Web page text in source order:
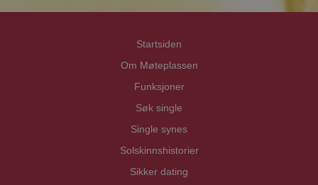
Startsiden
Om Møteplassen
Funksjoner
Søk single
Single synes
Solskinnshistorier
Sikker dating